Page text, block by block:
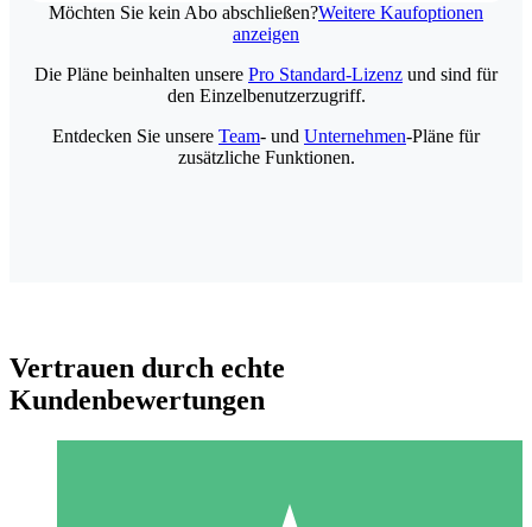
Möchten Sie kein Abo abschließen?Weitere Kaufoptionen
anzeigen
Die Pläne beinhalten unsere Pro Standard-Lizenz und sind für
den Einzelbenutzerzugriff.
Entdecken Sie unsere Team- und Unternehmen-Pläne für
zusätzliche Funktionen.
Vertrauen durch echte
Kundenbewertungen